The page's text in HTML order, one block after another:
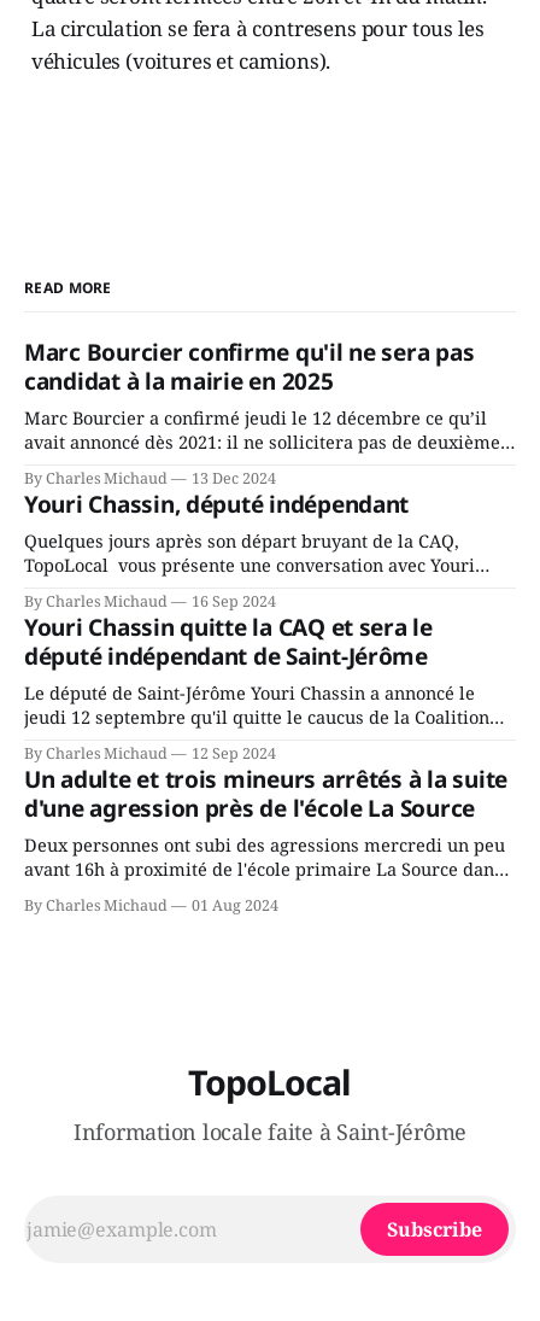
La circulation se fera à contresens pour tous les
véhicules (voitures et camions).
READ MORE
Marc Bourcier confirme qu'il ne sera pas
candidat à la mairie en 2025
Marc Bourcier a confirmé jeudi le 12 décembre ce qu’il
avait annoncé dès 2021: il ne sollicitera pas de deuxième
mandat à titre de maire de Saint-Jérôme. Bourcier en a
fait l’annonce en s’adressant aux employés de la ville,
rassemblés en soirée pour leur traditionnel souper
By Charles Michaud 13 Dec 2024
Youri Chassin, député indépendant
Quelques jours après son départ bruyant de la CAQ,
TopoLocal vous présente une conversation avec Youri
Chassin. Nous avons causé de sa décision. Y songeait-il
depuis longtemps? Sera-t-il candidat indépendant dans 2
ans? Joindrait-il un autre parti, par exemple les
conservateurs d’Éric Duhaime? Que lui
By Charles Michaud 16 Sep 2024
Youri Chassin quitte la CAQ et sera le
député indépendant de Saint-Jérôme
Le député de Saint-Jérôme Youri Chassin a annoncé le
jeudi 12 septembre qu'il quitte le caucus de la Coalition
Avenir Québec de François Legault parce qu'il est déçu du
gouvernement de la CAQ, surtout de son incapacité, qu'il
juge chronique, à offrir des
By Charles Michaud 12 Sep 2024
Un adulte et trois mineurs arrêtés à la suite
d'une agression près de l'école La Source
Deux personnes ont subi des agressions mercredi un peu
avant 16h à proximité de l'école primaire La Source dans
le secteur Bellefeuille de Saint-Jérôme. L'une de deux
victimes aurait été écrasée sous un véhicule et aspergée
By Charles Michaud 01 Aug 2024
TopoLocal
Information locale faite à Saint-Jérôme
Subscribe